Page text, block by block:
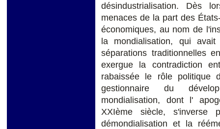
désindustrialisation. Dès
menaces de la part des
économiques, au nom de
la mondialisation, qui
séparations traditionnelles
exergue la contradiction
rabaissée le rôle politique
gestionnaire du
mondialisation, dont l'
XXIème siècle, s'inverse
démondialisation et la